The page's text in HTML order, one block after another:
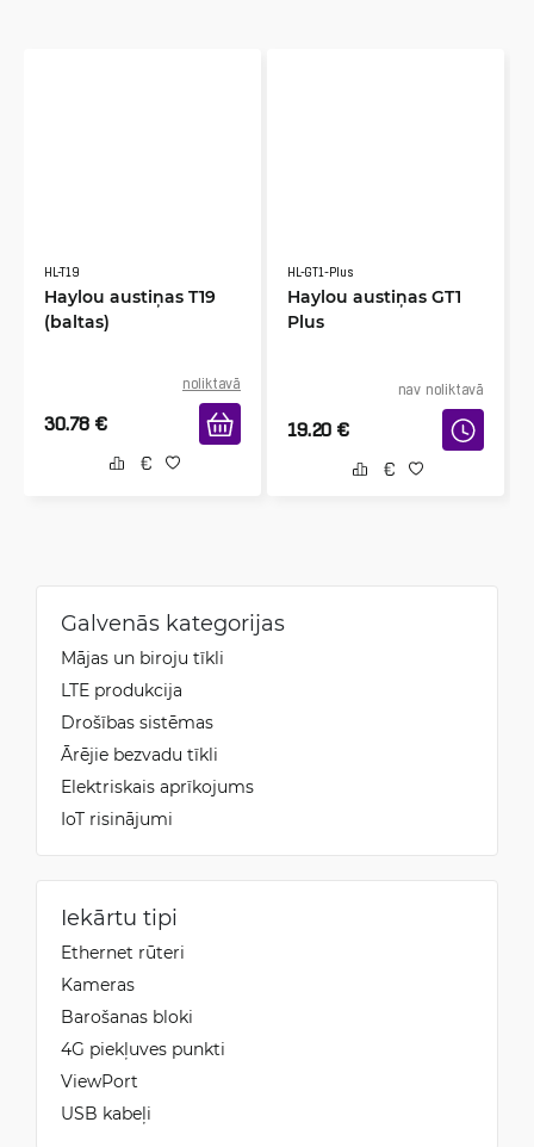
HL-T19
Haylou austiņas T19
(baltas)
noliktavā
30.78 €
HL-GT1-Plus
Haylou austiņas GT1
Plus
nav noliktavā
19.20 €
Galvenās kategorijas
Mājas un biroju tīkli
LTE produkcija
Drošības sistēmas
Ārējie bezvadu tīkli
Elektriskais aprīkojums
IoT risinājumi
Iekārtu tipi
Ethernet rūteri
Kameras
Barošanas bloki
4G piekļuves punkti
ViewPort
USB kabeļi